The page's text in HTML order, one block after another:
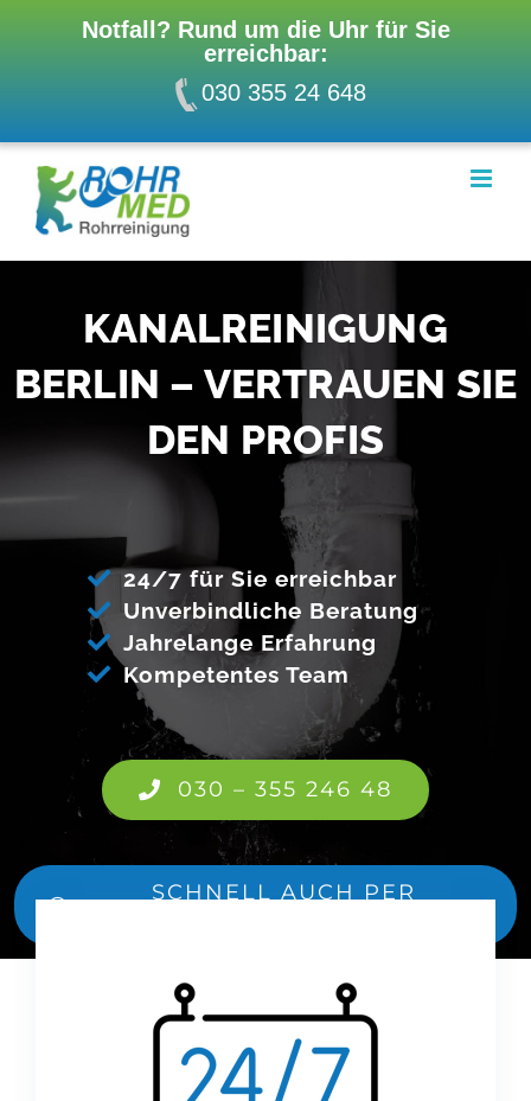
Notfall? Rund um die Uhr für Sie
erreichbar:
030 355 24 648
Inhalt
springen
KANALREINIGUNG
BERLIN – VERTRAUEN SIE
DEN PROFIS
24/7 für Sie erreichbar
Unverbindliche Beratung
Jahrelange Erfahrung
Kompetentes Team
030 – 355 246 48
SCHNELL AUCH PER